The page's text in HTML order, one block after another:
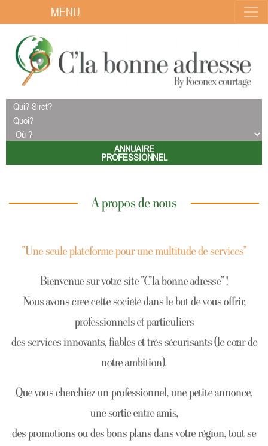
MENU
ANNUAIRE
PROFESSIONNEL
A propos de nous
“Une seule plateforme pour une multitude de services”
Bienvenue sur votre site “C’la bonne adresse” !
Nous avons créé cette société dans le but de vous offrir,
professionnels et particuliers
des services innovants, fiables et très sécurisants (le cœur de
notre ambition).
Que vous cherchiez un professionnel, une petite annonce,
une sortie entre amis,
des promotions ou des bons plans dans votre région, tout se